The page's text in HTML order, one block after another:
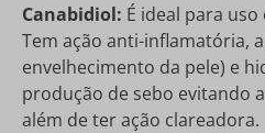
Canabidiol: É ideal para
Tem ação anti-inflamatória,
envelhecimento da pele) e
produção de sebo evitando
além de ter ação clareadora.